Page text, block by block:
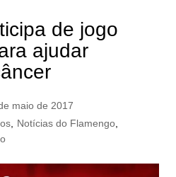
de jogo
ajudar
maio de 2017
, Notícias do Flamengo,